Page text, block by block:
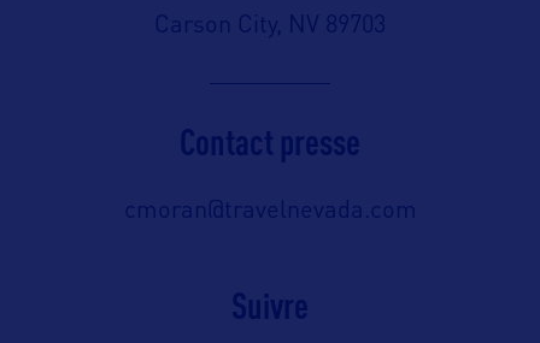
Carson City, NV 89703
Contact presse
cmoran@travelnevada.com
Suivre